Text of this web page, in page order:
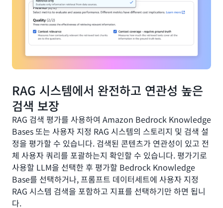
RAG 시스템에서 완전하고 연관성 높은
검색 보장
RAG 검색 평가를 사용하여 Amazon Bedrock Knowledge
Bases 또는 사용자 지정 RAG 시스템의 스토리지 및 검색 설
정을 평가할 수 있습니다. 검색된 콘텐츠가 연관성이 있고 전
체 사용자 쿼리를 포괄하는지 확인할 수 있습니다. 평가기로
사용할 LLM을 선택한 후 평가할 Bedrock Knowledge
Base를 선택하거나, 프롬프트 데이터세트에 사용자 지정
RAG 시스템 검색을 포함하고 지표를 선택하기만 하면 됩니
다.